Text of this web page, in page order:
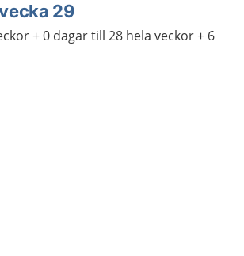
29
+ 0 dagar till 28 hela veckor + 6